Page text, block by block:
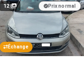
12
Échange
Prix normal